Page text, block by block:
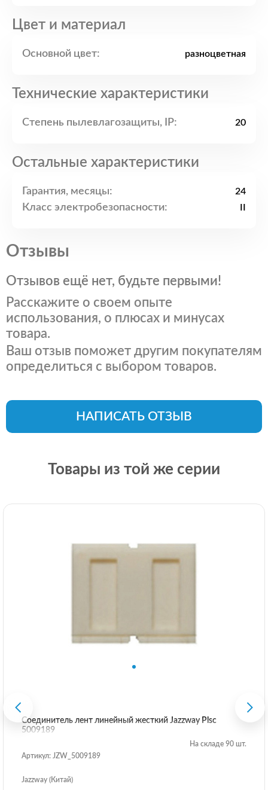
Цвет и материал
Основной цвет: разноцветная
Технические характеристики
Степень пылевлагозащиты, IP: 20
Остальные характеристики
Гарантия, месяцы: 24
Класс электробезопасности:
Отзывы
Отзывов ещё нет, будьте первыми!
Расскажите о своем опыте
использования, о плюсах и минусах
товара.
Ваш отзыв поможет другим покупателям
определиться с выбором товаров.
НАПИСАТЬ ОТЗЫВ
Товары из той же серии
Соединитель лент линейный жесткий Jazzway Plsc
5009189
На складе 90 шт.
Артикул: JZW_5009189
Jazzway (Китай)